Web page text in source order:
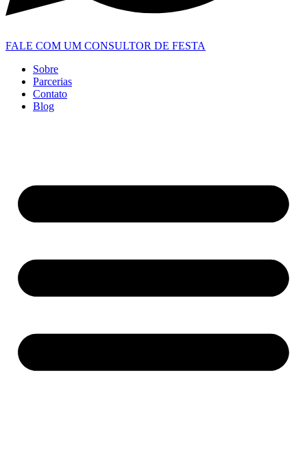
FALE COM UM CONSULTOR DE FESTA
Sobre
Parcerias
Contato
Blog